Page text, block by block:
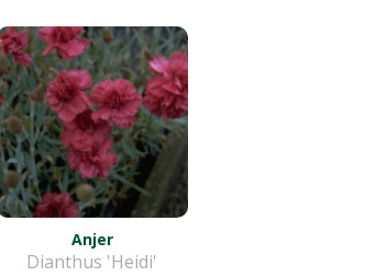
Anjer
Dianthus 'Heidi'